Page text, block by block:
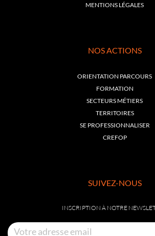
MENTIONS LÉGALES
NOS ACTIONS
ORIENTATION PARCOURS
FORMATION
SECTEURS MÉTIERS
TERRITOIRES
SE PROFESSIONNALISER
CREFOP
SUIVEZ-NOUS
INSCRIPTION À NOTRE